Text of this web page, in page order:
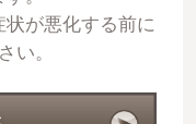
が悪化する前に
い。